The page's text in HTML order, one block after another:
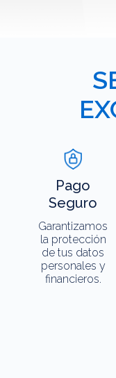
Pago
Seguro
Garantizamos
la protección
de tus datos
personales y
financieros.